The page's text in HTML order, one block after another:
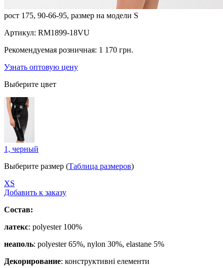
рост 175, 90-66-95, размер на модели S
Артикул: RM1899-18VU
Рекомендуемая розничная: 1 170 грн.
Узнать оптовую цену
Выберите цвет
1, черный
Выберите размер (Таблица размеров)
ХS
Добавить к заказу
Состав:
латекс: polyester 100%
неаполь: polyester 65%, nylon 30%, elastane 5%
Декорирование: конструктивні елементи